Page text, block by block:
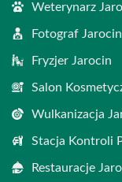
Weterynarz
Fotograf Jarocin
Fryzjer Jarocin
Salon
Wulkanizacja
Stacja Kontroli
Restauracje